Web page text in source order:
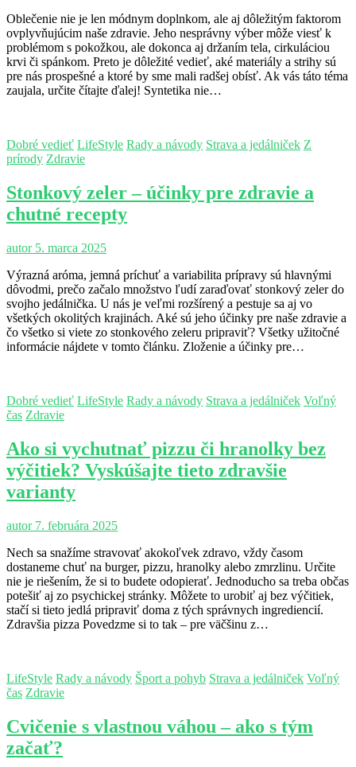
Oblečenie nie je len módnym doplnkom, ale aj dôležitým faktorom
ovplyvňujúcim naše zdravie. Jeho nesprávny výber môže viesť k
problémom s pokožkou, ale dokonca aj držaním tela, cirkuláciou
krvi či spánkom. Preto je dôležité vedieť, aké materiály a strihy sú
pre nás prospešné a ktoré by sme mali radšej obísť. Ak vás táto téma
zaujala, určite čítajte ďalej! Syntetika nie…
Dobré vedieť LifeStyle Rady a návody Strava a jedálniček Z
prírody Zdravie
Stonkový zeler – účinky pre zdravie a
chutné recepty
autor5. marca 2025
Výrazná aróma, jemná príchuť a variabilita prípravy sú hlavnými
dôvodmi, prečo začalo množstvo ľudí zaraďovať stonkový zeler do
svojho jedálnička. U nás je veľmi rozšírený a pestuje sa aj vo
všetkých okolitých krajinách. Aké sú jeho účinky pre naše zdravie a
čo všetko si viete zo stonkového zeleru pripraviť? Všetky užitočné
informácie nájdete v tomto článku. Zloženie a účinky pre…
Dobré vedieť LifeStyle Rady a návody Strava a jedálniček Voľný
čas Zdravie
Ako si vychutnať pizzu či hranolky bez
výčitiek? Vyskúšajte tieto zdravšie
varianty
autor7. februára 2025
Nech sa snažíme stravovať akokoľvek zdravo, vždy časom
dostaneme chuť na burger, pizzu, hranolky alebo zmrzlinu. Určite
nie je riešením, že si to budete odopierať. Jednoducho sa treba občas
potešiť aj zo psychickej stránky. Môžete to urobiť aj bez výčitiek,
stačí si tieto jedlá pripraviť doma z tých správnych ingrediencií.
Zdravšia pizza Povedzme si to tak – pre väčšinu z…
LifeStyle Rady a návody Šport a pohyb Strava a jedálniček Voľný
čas Zdravie
Cvičenie s vlastnou váhou – ako s tým
začať?